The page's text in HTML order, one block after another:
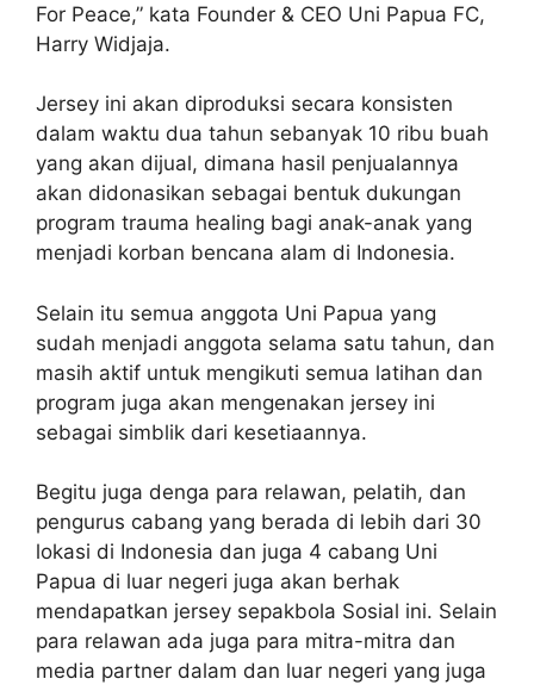
For Peace,” kata Founder & CEO Uni Papua FC,
Harry Widjaja.
Jersey ini akan diproduksi secara konsisten
dalam waktu dua tahun sebanyak 10 ribu buah
yang akan dijual, dimana hasil penjualannya
akan didonasikan sebagai bentuk dukungan
program trauma healing bagi anak-anak yang
menjadi korban bencana alam di Indonesia.
Selain itu semua anggota Uni Papua yang
sudah menjadi anggota selama satu tahun, dan
masih aktif untuk mengikuti semua latihan dan
program juga akan mengenakan jersey ini
sebagai simblik dari kesetiaannya.
Begitu juga denga para relawan, pelatih, dan
pengurus cabang yang berada di lebih dari 30
lokasi di Indonesia dan juga 4 cabang Uni
Papua di luar negeri juga akan berhak
mendapatkan jersey sepakbola Sosial ini. Selain
para relawan ada juga para mitra-mitra dan
media partner dalam dan luar negeri yang juga